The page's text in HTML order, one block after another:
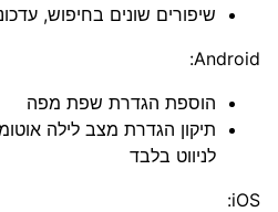
שיפורים שונים בחיפוש,
Android:
הוספת הגדרת שפת מפה
תיקון הגדרת מצב לילה
לניווט בלבד
iOS: